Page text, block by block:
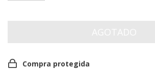
Compra protegida